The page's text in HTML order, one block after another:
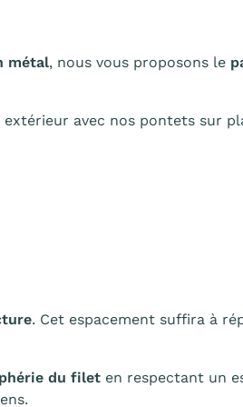
métal, nous vous proposons le
avec nos pontets sur
. Cet espacement suffira à
du filet en respectant un